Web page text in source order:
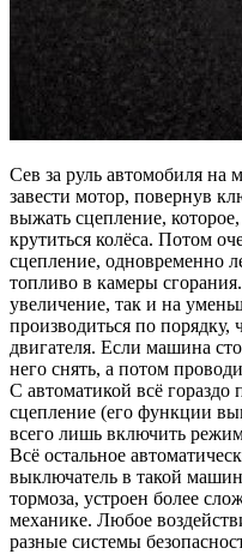
Сев за руль автомобиля на
завести мотор, повернув
выжать сцепление,
крутиться колёса. Потом
сцепление, одновременно
топливо в камеры
увеличение, так и на
производиться по
двигателя. Если машина
него снять, а потом
С автоматикой всё
сцепление (его функции
всего лишь включить
Всё остальное
выключатель в такой
тормоза, устроен более
механике. Любое
разные системы